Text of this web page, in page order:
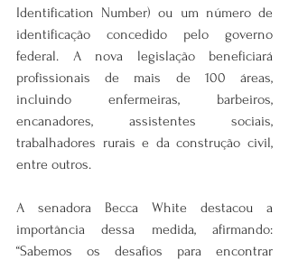
Identification Number) ou um número de
identificação concedido pelo governo
federal. A nova legislação beneficiará
profissionais de mais de 100 áreas,
incluindo enfermeiras, barbeiros,
encanadores, assistentes sociais,
trabalhadores rurais e da construção civil,
entre outros.
A senadora Becca White destacou a
importância dessa medida, afirmando:
“Sabemos os desafios para encontrar